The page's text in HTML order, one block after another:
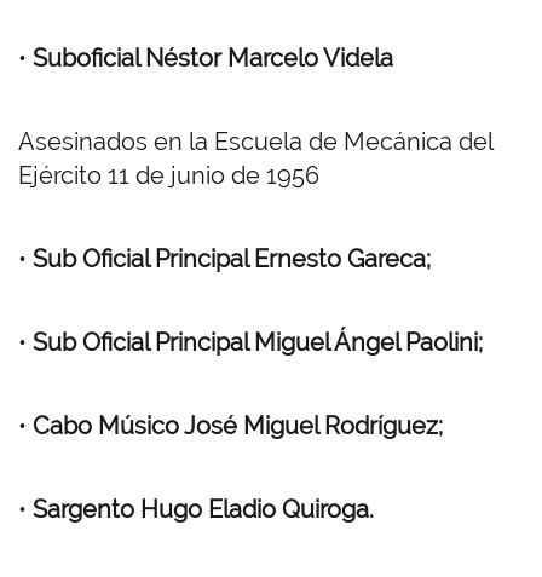
• Suboficial Néstor Marcelo Videla
Asesinados en la Escuela de Mecánica del
Ejército 11 de junio de 1956
• Sub Oficial Principal Ernesto Gareca;
• Sub Oficial Principal Miguel Ángel Paolini;
• Cabo Músico José Miguel Rodríguez;
• Sargento Hugo Eladio Quiroga.